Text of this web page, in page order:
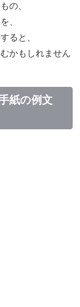
の、
、
ると、
かもしれません
紙の例文